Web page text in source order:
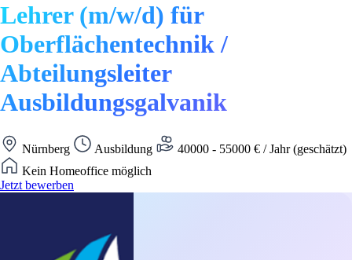
Lehrer (m/w/d) für
Oberflächentechnik /
Abteilungsleiter
Ausbildungsgalvanik
Nürnberg Ausbildung
40000 - 55000 € / Jahr (geschätzt)
Kein Homeoffice möglich
Jetzt bewerben